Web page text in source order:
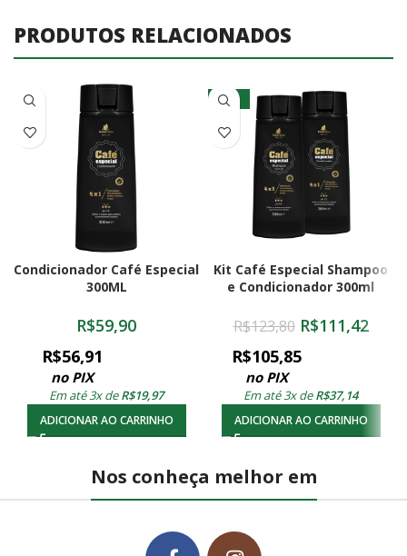
PRODUTOS RELACIONADOS
Condicionador Café Especial
300ML
R$59,90
R$56,91
no PIX
Em até 3x deR$19,97
ADICIONAR AO CARRINHO
-10%
Kit Café Especial Shampoo
e Condicionador 300ml
R$123,80 R$111,42
R$105,85
no PIX
Em até 3x deR$37,14
ADICIONAR AO CARRINHO
Nos conheça melhor em